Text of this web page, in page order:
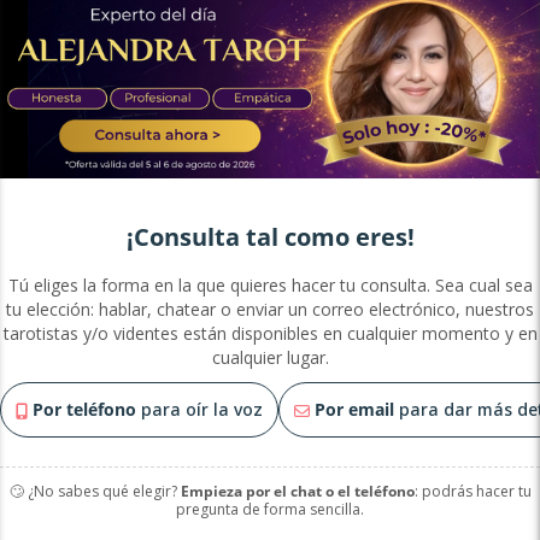
¡Consulta tal como eres!
Tú eliges la forma en la que quieres hacer tu consulta. Sea cual sea
tu elección: hablar, chatear o enviar un correo electrónico, nuestros
tarotistas y/o videntes están disponibles en cualquier momento y en
cualquier lugar.
Por teléfono para oír la voz Por email para dar más
🙄 ¿No sabes qué elegir? Empieza por el chat o el teléfono: podrás hacer tu
pregunta de forma sencilla.